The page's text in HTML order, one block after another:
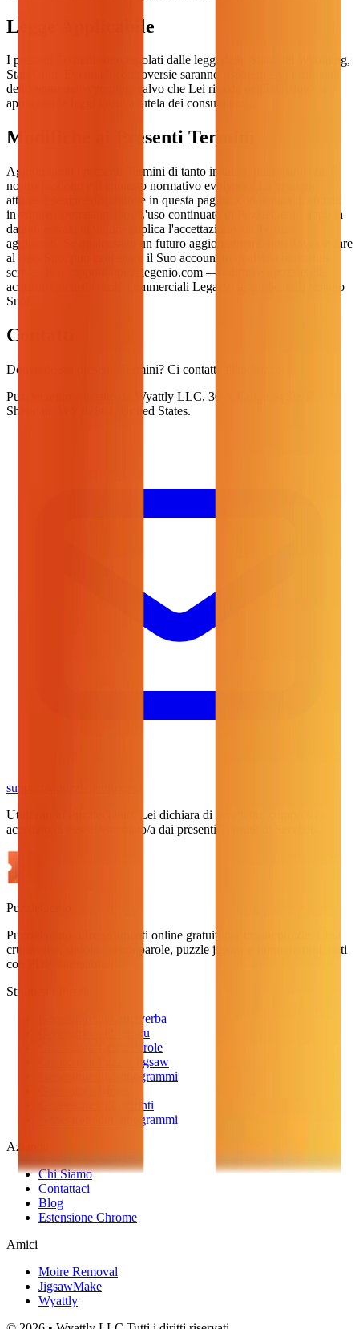
Legge Applicabile
I presenti Termini sono regolati dalle leggi dello Stato del Wyoming,
Stati Uniti. Eventuali controversie saranno risolte presso i tribunali
dello Stato del Wyoming, salvo che Lei risieda nell'UE (dove si
applicano le leggi locali a tutela dei consumatori).
Modifiche ai Presenti Termini
Aggiorniamo i presenti Termini di tanto in tanto, man mano che il
nostro prodotto e il contesto normativo evolvono. La versione
attuale è sempre disponibile in questa pagina, con la data di entrata
in vigore riportata in alto. L'uso continuato di PuzzleGenio dopo la
data di entrata in vigore implica l'accettazione dei Termini
aggiornati. Se qualcosa in un futuro aggiornamento non dovesse fare
al caso Suo, può cancellare il Suo account in qualsiasi momento
scrivendo a
support@puzzlegenio.com — i diritti e i puzzle già
acquisiti (inclusi i diritti commerciali Legacy, se applicabili) restano
Suoi.
Contatti
Domande sui presenti Termini? Ci contatti all'indirizzo:
PuzzleGenio è gestito da Wyattly LLC, 30 N Gould St Ste R,
Sheridan, WY 82801, United States.
support@puzzlegenio.com
Utilizzando PuzzleGenio, Lei dichiara di aver letto, compreso e
accettato di essere vincolato/a dai presenti Termini di Servizio.
PuzzleGenio
PuzzleGenio offre strumenti online gratuiti per creare puzzle. Crea
cruciverba, sudoku, cerca parole, puzzle jigsaw e nonogrammi, tutti
con PDF stampabili.
Strumenti Puzzle
Generatore di Cruciverba
Generatore di Sudoku
Generatore Cerca Parole
Creatore di Puzzle Jigsaw
Generatore di Nonogrammi
Generatore di Labirinti
Generatore di Crittogrammi
Azienda
Chi Siamo
Contattaci
Blog
Estensione Chrome
Amici
Moire Removal
JigsawMake
Wyattly